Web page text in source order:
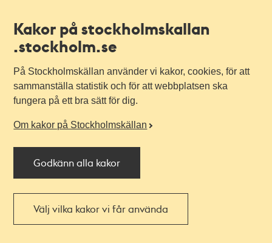
Kakor på stockholmskallan
.stockholm.se
På Stockholmskällan använder vi kakor, cookies, för att
sammanställa statistik och för att webbplatsen ska
fungera på ett bra sätt för dig.
Om kakor på Stockholmskällan
Godkänn alla kakor
Välj vilka kakor vi får använda